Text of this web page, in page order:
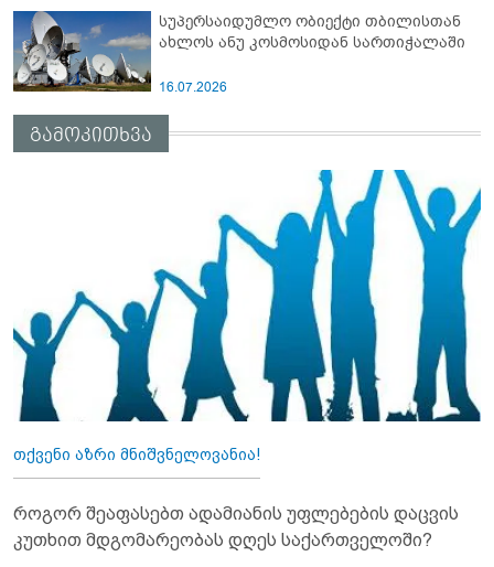
სუპერსაიდუმლო ობიექტი თბილისთან
ახლოს ანუ კოსმოსიდან სართიჭალაში
16.07.2026
გამოკითხვა
თქვენი აზრი მნიშვნელოვანია!
როგორ შეაფასებთ ადამიანის უფლებების დაცვის
კუთხით მდგომარეობას დღეს საქართველოში?